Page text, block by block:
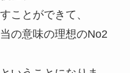
ことができて、
の意味の理想のNo2